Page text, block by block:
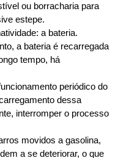
ou borracharia para
estepe.
a bateria.
a bateria é recarregada
tempo, há
periódico do
dessa
interromper o processo
movidos a gasolina,
a se deteriorar, o que